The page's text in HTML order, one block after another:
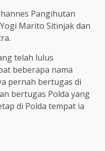
Pangihutan
Marito Sitinjak dan
telah lulus
beberapa nama
pernah bertugas di
bertugas Polda yang
di Polda tempat ia